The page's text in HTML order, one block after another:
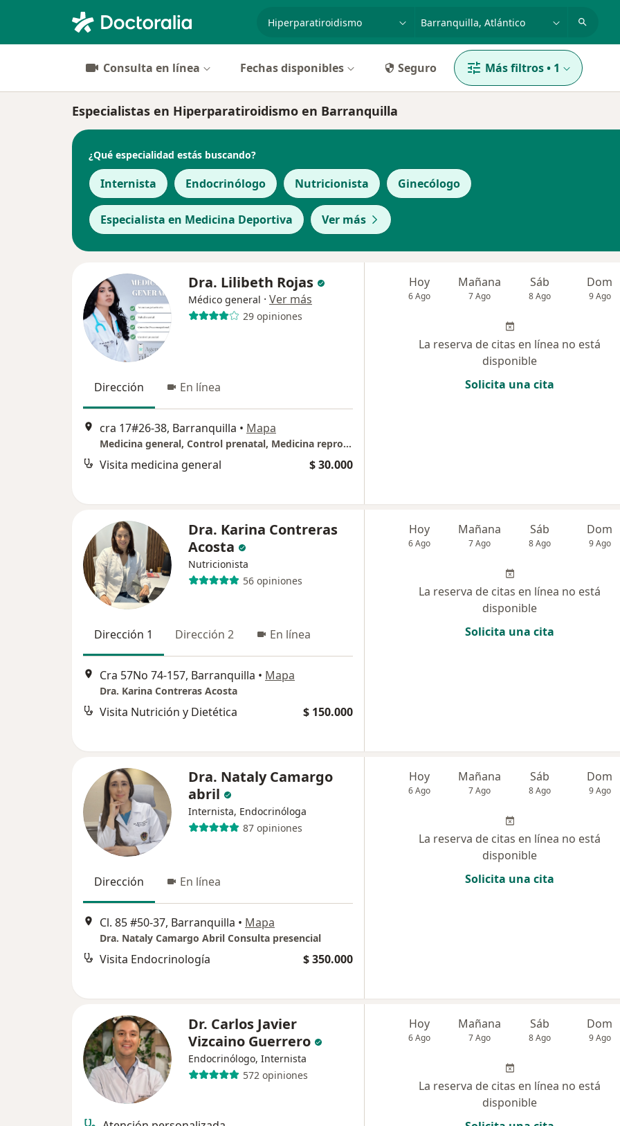
Consulta en línea Fechas disponibles Seguro Más filtros• 1
Especialistas en Hiperparatiroidismo en Barranquilla
¿Qué especialidad estás buscando?
Internista Endocrinólogo Nutricionista Ginecólogo
Especialista en Medicina Deportiva Ver más
Dra. Lilibeth Rojas
Médico general · Ver más
29 opiniones
Dirección En línea
cra 17#26-38, Barranquilla • Mapa
Medicina general, Control prenatal, Medicina reproductiva
Visita medicina general $ 30.000
Hoy
6 Ago
Mañana
7 Ago
Sáb
8 Ago
Dom
9 Ago
La reserva de citas en línea no está
disponible
Solicita una cita
Dra. Karina Contreras
Acosta
Nutricionista
56 opiniones
Dirección 1 Dirección 2 En línea
Cra 57No 74-157, Barranquilla • Mapa
Dra. Karina Contreras Acosta
Visita Nutrición y Dietética $ 150.000
Hoy
6 Ago
Mañana
7 Ago
Sáb
8 Ago
Dom
9 Ago
La reserva de citas en línea no está
disponible
Solicita una cita
Dra. Nataly Camargo
abril
Internista, Endocrinóloga
87 opiniones
Dirección En línea
Cl. 85 #50-37, Barranquilla • Mapa
Dra. Nataly Camargo Abril Consulta presencial
Visita Endocrinología $ 350.000
Hoy
6 Ago
Mañana
7 Ago
Sáb
8 Ago
Dom
9 Ago
La reserva de citas en línea no está
disponible
Solicita una cita
Dr. Carlos Javier
Vizcaino Guerrero
Endocrinólogo, Internista
572 opiniones
Hoy
6 Ago
Mañana
7 Ago
Sáb
8 Ago
Dom
9 Ago
La reserva de citas en línea no está
disponible